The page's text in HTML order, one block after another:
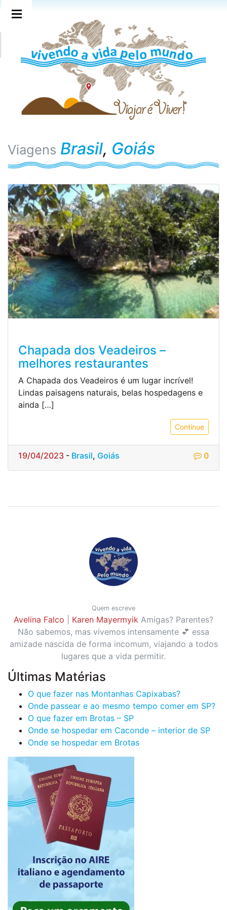
Viagens Brasil, Goiás
Chapada dos Veadeiros –
melhores restaurantes
A Chapada dos Veadeiros é um lugar incrível!
Lindas paisagens naturais, belas hospedagens e
ainda […]
Continue
19/04/2023 - Brasil, Goiás 0
Quem escreve
Avelina Falco Karen Mayermyik Amigas? Parentes?
Não sabemos, mas vivemos intensamente 💕 essa
amizade nascida de forma incomum, viajando a todos
lugares que a vida permitir.
Últimas Matérias
O que fazer nas Montanhas Capixabas?
Onde passear e ao mesmo tempo comer em SP?
O que fazer em Brotas – SP
Onde se hospedar em Caconde – interior de SP
Onde se hospedar em Brotas